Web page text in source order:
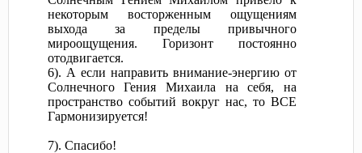
некоторым восторженным ощущениям
выхода за пределы привычного
мироощущения. Горизонт постоянно
отодвигается.
6). А если направить внимание-энергию от
Солнечного Гения Михаила на себя, на
пространство событий вокруг нас, то ВСЕ
Гармонизируется!
7). Спасибо!